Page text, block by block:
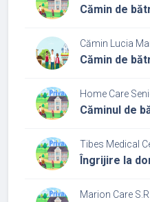
Cămin de
Cămin Lucia
Cămin de
Home Care
Căminul de
Tibes Medical
Îngrijire la
Marion Care